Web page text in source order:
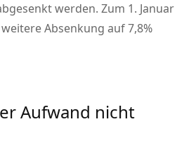
werden. Zum 1. Januar
Absenkung auf 7,8%
Aufwand nicht